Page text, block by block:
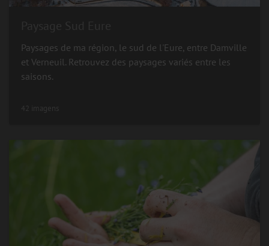
Paysages de ma région, le sud de l'Eure, entre Damville
et Verneuil. Retrouvez des paysages variés entre les
saisons.
42 imagens